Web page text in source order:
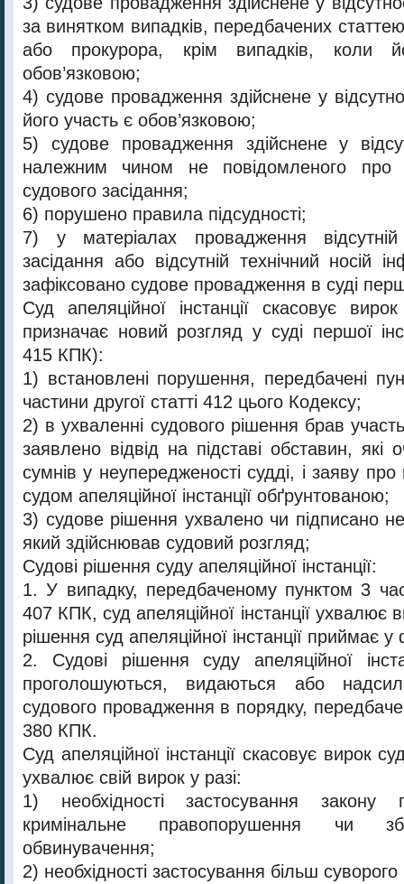
за винятком випадків, передбачених
або прокурора, крім випадків, коли
обов’язковою;
4) судове провадження здійснене у
його участь є обов’язковою;
5) судове провадження здійснене у
належним чином не повідомленого про
судового засідання;
6) порушено правила підсудності;
7) у матеріалах провадження
засідання або відсутній технічний носій
зафіксовано судове провадження в суді
Суд апеляційної інстанції скасовує
призначає новий розгляд у суді першої
415 КПК):
1) встановлені порушення, передбачені
частини другої статті 412 цього Кодексу;
2) в ухваленні судового рішення брав
заявлено відвід на підставі обставин, які
сумнів у неупередженості судді, і заяву про
судом апеляційної інстанції обґрунтованою;
3) судове рішення ухвалено чи підписано
який здійснював судовий розгляд;
Судові рішення суду апеляційної інстанції:
1. У випадку, передбаченому пунктом 3
407 КПК, суд апеляційної інстанції ухвалює
рішення суд апеляційної інстанції приймає
2. Судові рішення суду апеляційної
проголошуються, видаються або
судового провадження в порядку,
380 КПК.
Суд апеляційної інстанції скасовує вирок
ухвалює свій вирок у разі:
1) необхідності застосування
кримінальне правопорушення чи
обвинувачення;
2) необхідності застосування більш